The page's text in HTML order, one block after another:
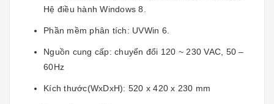
Hệ điều hành Windows 8.
Phần mềm phân tích: UVWin 6.
Nguồn cung cấp: chuyển đổi 120 ~ 230 VAC, 50 –
60Hz
Kích thước(WxDxH): 520 x 420 x 230 mm